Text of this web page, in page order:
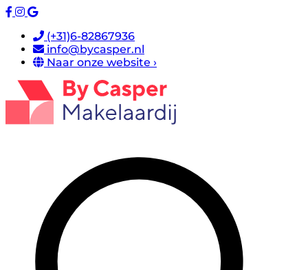
(+31)6-82867936
info@bycasper.nl
Naar onze website ›